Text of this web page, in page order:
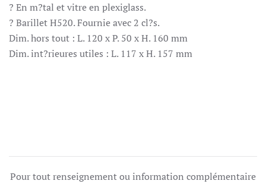
? En m?tal et vitre en plexiglass.
? Barillet H520. Fournie avec 2 cl?s.
Dim. hors tout : L. 120 x P. 50 x H. 160 mm
Dim. int?rieures utiles : L. 117 x H. 157 mm
Pour tout renseignement ou information complémentaire